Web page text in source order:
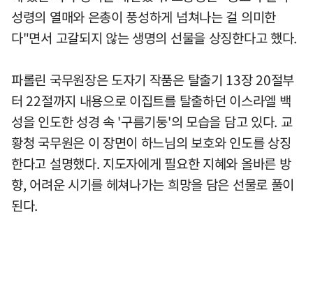
성령의 열매와 은총이 풍성하게 넘쳐나는 걸 의미한
다"면서 고갈되지 않는 생명의 선물을 상징한다고 했다.
파롤린 국무원장은 도자기 작품은 탈출기 13장 20절부
터 22절까지 내용으로 이집트를 탈출하던 이스라엘 백
성을 인도한 성경 속 '구름기둥'의 모습을 담고 있다. 교
황청 국무원은 이 장면이 하느님의 보호와 인도를 상징
한다고 설명했다. 지도자에게 필요한 지혜와 올바른 방
향, 어려운 시기를 헤쳐나가는 희망을 담은 선물로 풀이
된다.